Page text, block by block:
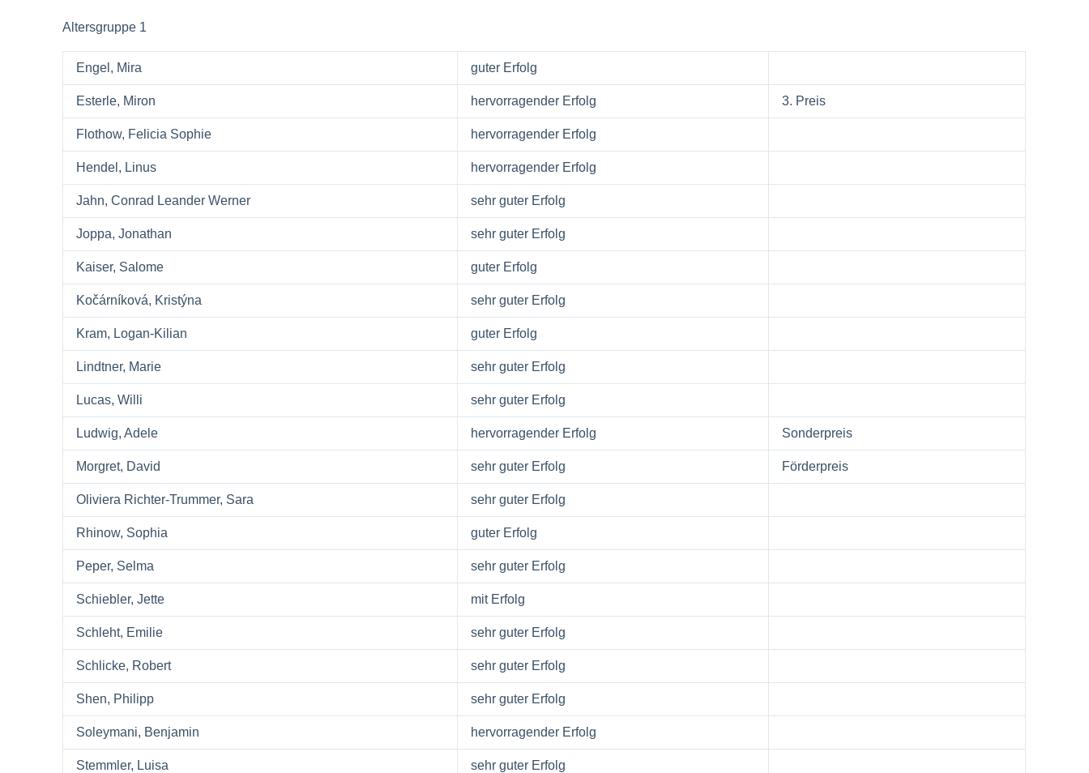
Altersgruppe 1
Engel, Mira guter Erfolg
Esterle, Miron hervorragender Erfolg 3. Preis
Flothow, Felicia Sophie hervorragender Erfolg
Hendel, Linus hervorragender Erfolg
Jahn, Conrad Leander Werner sehr guter Erfolg
Joppa, Jonathan sehr guter Erfolg
Kaiser, Salome guter Erfolg
Kočárníková, Kristýna sehr guter Erfolg
Kram, Logan-Kilian guter Erfolg
Lindtner, Marie sehr guter Erfolg
Lucas, Willi sehr guter Erfolg
Ludwig, Adele hervorragender Erfolg Sonderpreis
Morgret, David sehr guter Erfolg Förderpreis
Oliviera Richter-Trummer, Sara sehr guter Erfolg
Rhinow, Sophia guter Erfolg
Peper, Selma sehr guter Erfolg
Schiebler, Jette mit Erfolg
Schleht, Emilie sehr guter Erfolg
Schlicke, Robert sehr guter Erfolg
Shen, Philipp sehr guter Erfolg
Soleymani, Benjamin hervorragender Erfolg
Stemmler, Luisa sehr guter Erfolg